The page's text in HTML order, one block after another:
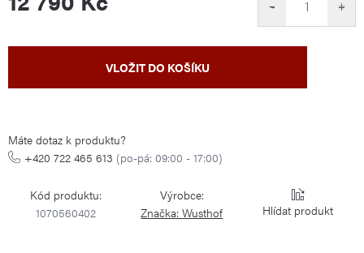
+
−
VLOŽIT DO KOŠÍKU
Máte dotaz k produktu?
+420 722 465 613 (po-pá: 09:00 - 17:00)
Kód produktu:
1070560402
Výrobce:
Značka:Wusthof Hlídat